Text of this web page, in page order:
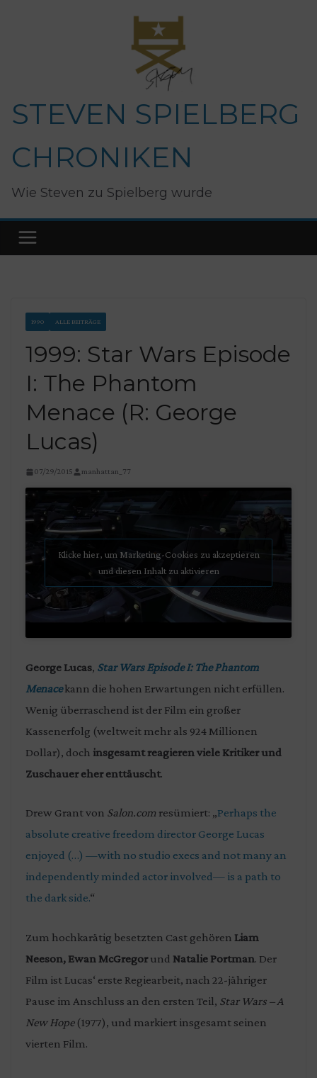
STEVEN SPIELBERG
CHRONIKEN
Wie Steven zu Spielberg wurde
1990 ALLE BEITRÄGE
1999: Star Wars Episode
I: The Phantom
Menace (R: George
Lucas)
07/29/2015 manhattan_77
Klicke hier, um Marketing-Cookies zu akzeptieren
und diesen Inhalt zu aktivieren
George Lucas‚ Star Wars Episode I: The Phantom
Menacekann die hohen Erwartungen nicht erfüllen.
Wenig überraschend ist der Film ein großer
Kassenerfolg (weltweit mehr als 924 Millionen
Dollar), doch insgesamt reagieren viele Kritiker und
Zuschauer eher enttäuscht.
Drew Grant von Salon.com resümiert: „Perhaps the
absolute creative freedom director George Lucas
enjoyed (…) —with no studio execs and not many an
independently minded actor involved— is a path to
the dark side.“
Zum hochkarätig besetzten Cast gehören Liam
Neeson, Ewan McGregorund Natalie Portman. Der
Film ist Lucas‘ erste Regiearbeit, nach 22-jähriger
Pause im Anschluss an den ersten Teil, Star Wars – A
New Hope(1977), und markiert insgesamt seinen
vierten Film.